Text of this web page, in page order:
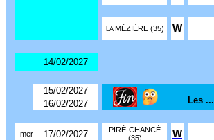
LA MÉZIÈRE (35) W
14/02/2027
15/02/2027
Les ...
16/02/2027
mer 17/02/2027
PIRÉ-CHANCÉ
(35)
W